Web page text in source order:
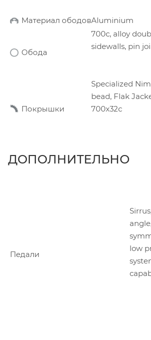
Материал ободовAluminium
Обода
700c, alloy
sidewalls, pin
Покрышки
Specialized
bead, Flak
700x32c
ДОПОЛНИТЕЛЬНО
Педали
low